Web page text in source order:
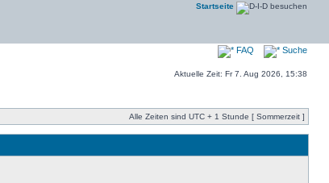
Startseite
FAQ Suche
Aktuelle Zeit: Fr 7. Aug 2026, 15:38
Alle Zeiten sind UTC + 1 Stunde [ Sommerzeit ]